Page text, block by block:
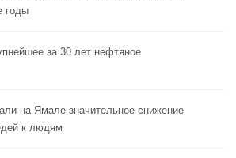
годы
за 30 лет нефтяное
на Ямале значительное снижение
к людям